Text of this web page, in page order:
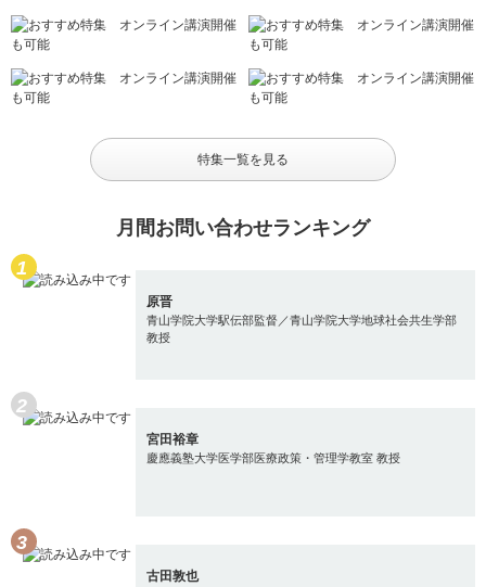
特集一覧を見る
月間お問い合わせランキング
原晋
青山学院大学駅伝部監督／青山学院大学地球社会共生学部
教授
宮田裕章
慶應義塾大学医学部医療政策・管理学教室 教授
古田敦也